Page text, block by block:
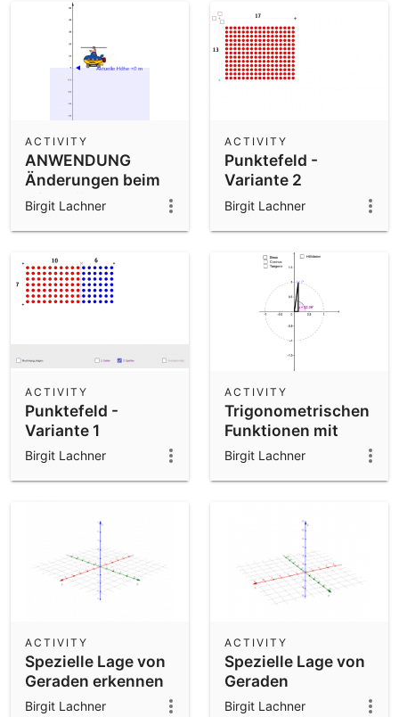
ANWENDUNG
Änderungen beim
FliWaTüt
ACTIVITY
Birgit Lachner
Punktefeld -
Variante 2
ACTIVITY
Birgit Lachner
Punktefeld -
Variante 1
ACTIVITY
Birgit Lachner
Trigonometrischen
Funktionen mit
Winkeln
ACTIVITY
Birgit Lachner
Spezielle Lage von
Geraden erkennen
(mit
ACTIVITY
Birgit Lachner
Spezielle Lage von
Geraden
untersuchen
ACTIVITY
Birgit Lachner